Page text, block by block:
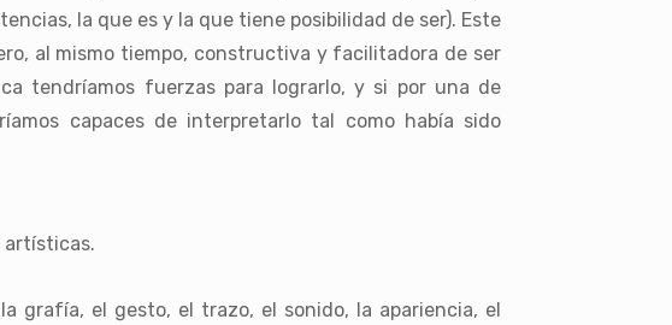
la que es y la que tiene posibilidad de ser). Este
al mismo tiempo, constructiva y facilitadora de ser
tendríamos fuerzas para lograrlo, y si por una de
capaces de interpretarlo tal como había sido
artísticas.
grafía, el gesto, el trazo, el sonido, la apariencia, el